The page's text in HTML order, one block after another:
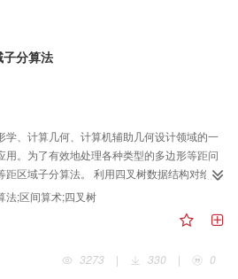
套色木刻制作过程,填补了NPR(non-photo
木刻形式上的空白。
分算法
学、计算几何、计算机辅助几何设计领域的一
用。为了有效地处理各种类型的多边形等距问
距区域子分算法。 利用四叉树数据结构对给定
出符合等距要求的全体像素集。针对只是由
的最短距离算子加快计算速度。 利用区域子分
问题,并与传统的基于像素的多边形等距膨胀
处理各种多边形的等距问题,相对于传统的基
理效果上更好,并且耗时也更短。所提区域子分
法;区间算术;四叉树
3273
| 330 | 0